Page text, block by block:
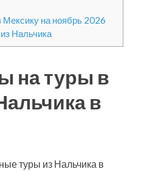
Мексику на ноябрь 2026
Нальчика
на туры в
в
туры из Нальчика в